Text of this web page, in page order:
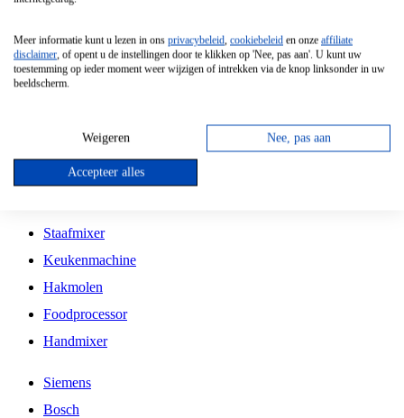
Vrijstaande Magnetron
Vrijstaande Kookplaat
Inbouw Gaskookplaat
Inbouw Keramische Kookplaat
Kookplaat Accessoires
Staafmixer
Keukenmachine
Hakmolen
Foodprocessor
Handmixer
Siemens
Bosch
Meer informatie kunt u lezen in ons privacybeleid, cookiebeleid en onze affiliate
disclaimer, of opent u de instellingen door te klikken op 'Nee, pas aan'. U kunt uw
toestemming op ieder moment weer wijzigen of intrekken via de knop linksonder in uw
beeldscherm.
Weigeren Nee, pas aan
Accepteer alles